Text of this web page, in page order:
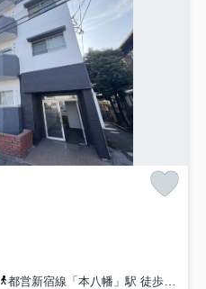
都営新宿線「本八幡」駅 徒歩15分